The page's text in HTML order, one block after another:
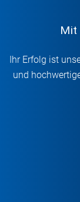
Mit
Ihr Erfolg ist
und